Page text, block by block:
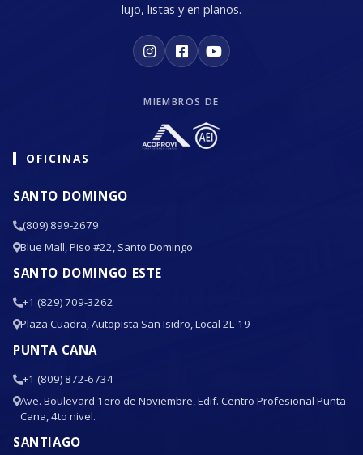
lujo, listas y en planos.
MIEMBROS DE
OFICINAS
SANTO DOMINGO
(809) 899-2679
Blue Mall, Piso #22, Santo Domingo
SANTO DOMINGO ESTE
+1 (829) 709-3262
Plaza Cuadra, Autopista San Isidro, Local 2L-19
PUNTA CANA
+1 (809) 872-6734
Ave. Boulevard 1ero de Noviembre, Edif. Centro Profesional Punta
Cana, 4to nivel.
SANTIAGO